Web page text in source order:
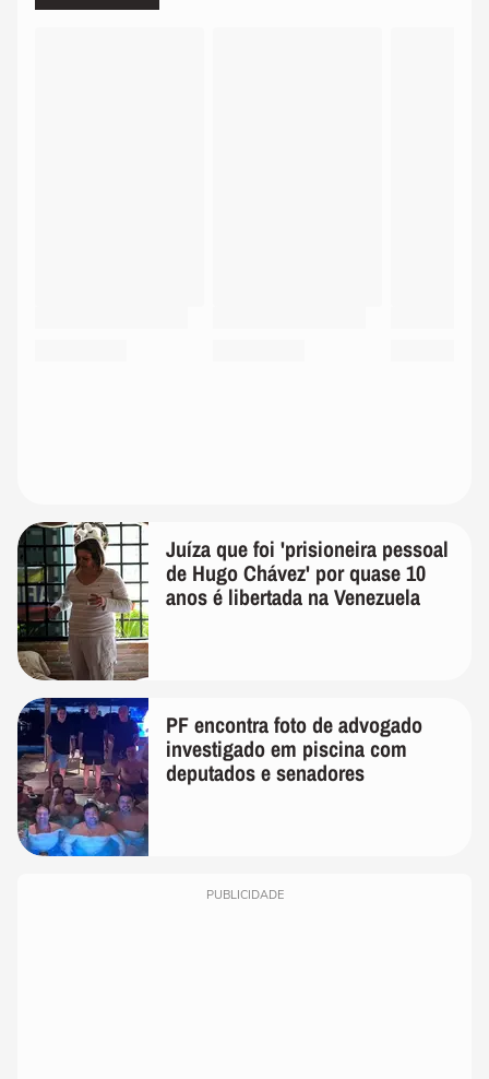
Juíza que foi 'prisioneira pessoal
de Hugo Chávez' por quase 10
anos é libertada na Venezuela
PF encontra foto de advogado
investigado em piscina com
deputados e senadores
PUBLICIDADE